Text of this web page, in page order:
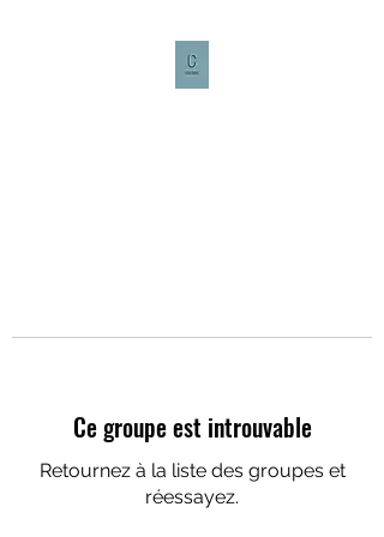
Ce groupe est introuvable
Retournez à la liste des groupes et
réessayez.